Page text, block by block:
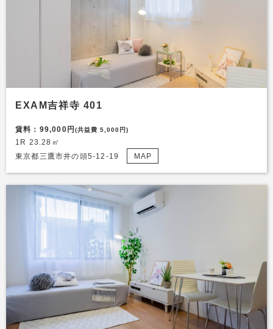
EXAM吉祥寺 401
賃料：99,000円 (共益費 5,000円)
1R 23.28㎡
東京都三鷹市井の頭5-12-19
MAP